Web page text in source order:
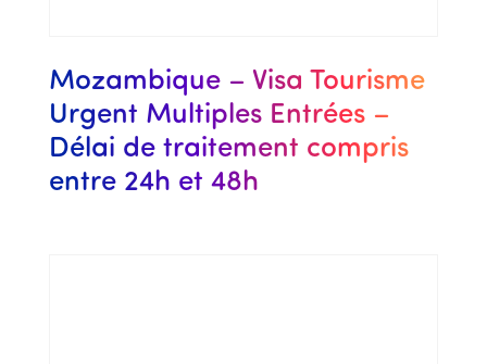
Mozambique – Visa Tourisme
Urgent Multiples Entrées –
Délai de traitement compris
entre 24h et 48h